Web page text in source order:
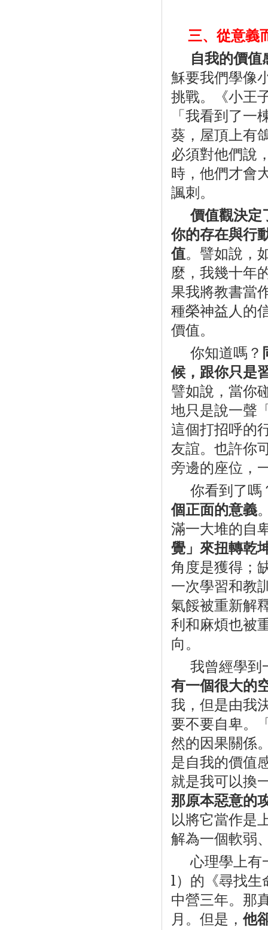
三、從意義
自我的價
穌要我們學像
挑戰。《小王
「我看到了
葵，屋頂上有
必須對他們說
時，他們才會
諷刺。
價值觀決定
你的存在與行
值。譬如說，
麼，我幾十年
果我將教書當
種榮神益人的
價值。
你知道嗎？
候，跟你只是
譬如說，當你
地只是說一聲
這個打招呼的
友誼。也許你
旁邊的座位，
你看到了嗎
個正面的意義
滿一大堆的自
覺」來扭轉乾
角度是獲得；
一次學習和教
氣餒被重新解
利和麻煩也被
向。
我曾經學到
有一個很大的
我，但是由我
要不要自卑。
然的因果關係
是自我的價值
就是我可以換
那原本惡意的
以將它當作是
解為一個軟弱
心理學上有
l）的《尋找
中營三年。那
月。但是，他